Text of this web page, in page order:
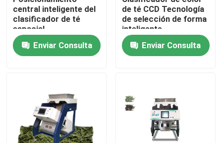
Noticias
Pida una cita
clasificador del color del grano
Clasificador del color del trigo
central inteligente del
clasificador de té
espacial
multidimensional
Enviar Consulta
de té CCD Tecnología
de selección de forma
inteligente
Enviar Consulta